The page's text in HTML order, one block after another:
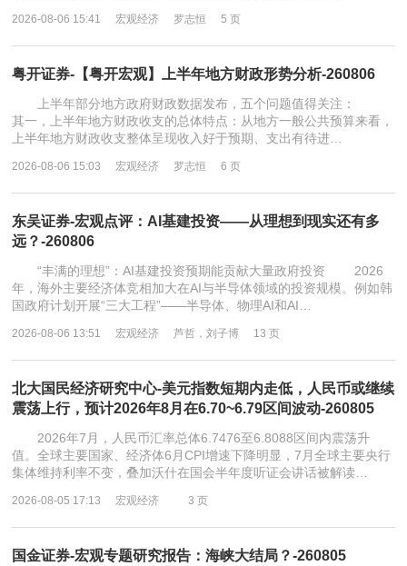
2026-08-06 15:41 宏观经济 罗志恒 5 页
粤开证券-【粤开宏观】上半年地方财政形势分析-260806
上半年部分地方政府财政数据发布，五个问题值得关注：
其一，上半年地方财政收支的总体特点：从地方一般公共预算来看，
上半年地方财政收支整体呈现收入好于预期、支出有待进…
2026-08-06 15:03 宏观经济 罗志恒 6 页
东吴证券-宏观点评：AI基建投资——从理想到现实还有多
远？-260806
“丰满的理想”：AI基建投资预期能贡献大量政府投资 2026
年，海外主要经济体竞相加大在AI与半导体领域的投资规模。例如韩
国政府计划开展“三大工程”——半导体、物理AI和AI…
2026-08-06 13:51 宏观经济 芦哲，刘子博 13 页
北大国民经济研究中心-美元指数短期内走低，人民币或继续
震荡上行，预计2026年8月在6.70~6.79区间波动-260805
2026年7月，人民币汇率总体6.7476至6.8088区间内震荡升
值。全球主要国家、经济体6月CPI增速下降明显，7月全球主要央行
集体维持利率不变，叠加沃什在国会半年度听证会讲话被解读…
2026-08-05 17:13 宏观经济 3 页
国金证券-宏观专题研究报告：海峡大结局？-260805